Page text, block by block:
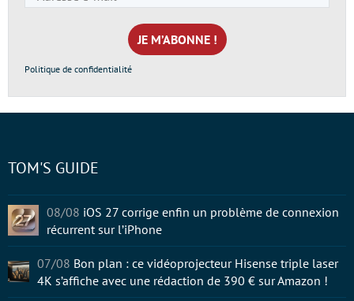
e-
mail
*
Politique de confidentialité
TOM'S GUIDE
08/08 iOS 27 corrige enfin un problème de connexion
récurrent sur l’iPhone
07/08 Bon plan : ce vidéoprojecteur Hisense triple laser
4K s’affiche avec une rédaction de 390 € sur Amazon !